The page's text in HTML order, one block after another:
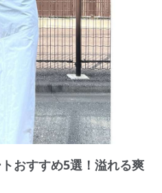
おすすめ5選！溢れる爽